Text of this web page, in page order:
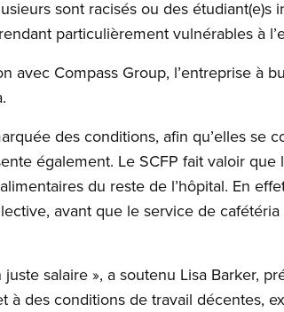
sont racisés ou des étudiant(e)s
particulièrement vulnérables à
Compass Group, l’entreprise à
des conditions, afin qu’elles se
également. Le SCFP fait valoir
du reste de l’hôpital. En
avant que le service de
salaire », a soutenu Lisa Barker,
à des conditions de travail décentes,